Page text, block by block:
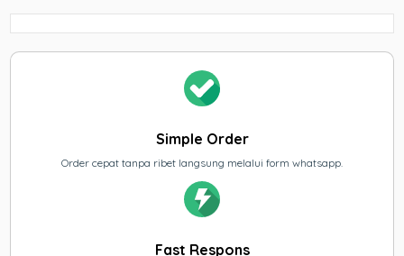
Simple Order
Order cepat tanpa ribet langsung melalui form whatsapp.
Fast Respons